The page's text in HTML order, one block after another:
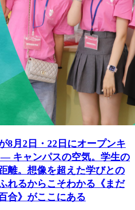
8月2日・22日にオープンキ
キャンパスの空気。学生の
離。想像を超えた学びとの
れるからこそわかる《まだ
合》がここにある